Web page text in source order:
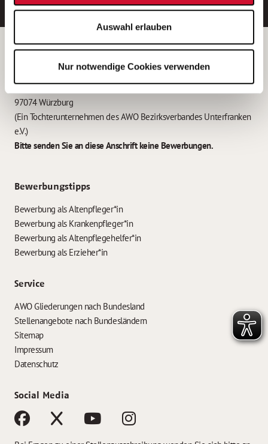
Auswahl erlauben
Nur notwendige Cookies verwenden
Betreiber der Webseite
Garitz Bewirtschaftungsbetriebe GmbH
Kantstraße 45a
97074 Würzburg
(Ein Tochterunternehmen des AWO Bezirksverbandes Unterfranken
e.V.)
Bitte senden Sie an diese Anschrift keine Bewerbungen.
Bewerbungstipps
Bewerbung als Altenpfleger*in
Bewerbung als Krankenpfleger*in
Bewerbung als Altenpflegehelfer*in
Bewerbung als Erzieher*in
Service
AWO Gliederungen nach Bundesland
Stellenangebote nach Bundesländern
Sitemap
Impressum
Datenschutz
Social Media